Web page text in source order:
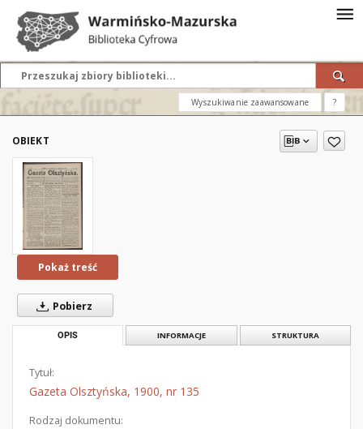
Wyszukiwanie zaawansowane ?
OBIEKT
Pokaż treść
Pobierz
OPIS INFORMACJE STRUKTURA
Tytuł:
Gazeta Olsztyńska, 1900, nr 135
Rodzaj dokumentu: